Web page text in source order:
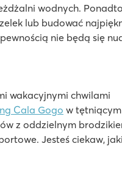
wodnych. Ponadto
lub budować
nie będą się
wakacyjnymi chwilami
Cala Gogo w
z oddzielnym
Jesteś ciekaw,